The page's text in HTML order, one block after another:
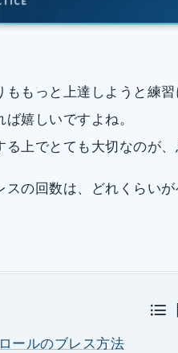
ももっと上達しようと練
嬉しいですよね。
る上でとても大切なのが、
スの回数は、どれくらい
ールのブレス方法